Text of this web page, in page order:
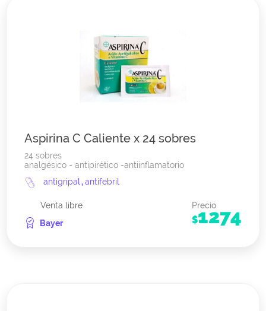
Aspirina C Caliente x 24 sobres
24 sobres
analgésico - antipirético -antiinflamatorio
antigripal,antifebril
Venta libre
Bayer
Precio
$1274